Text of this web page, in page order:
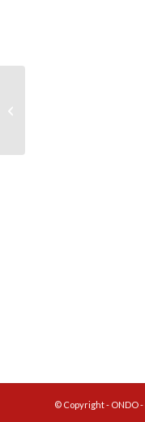
© Copyright - ONDO